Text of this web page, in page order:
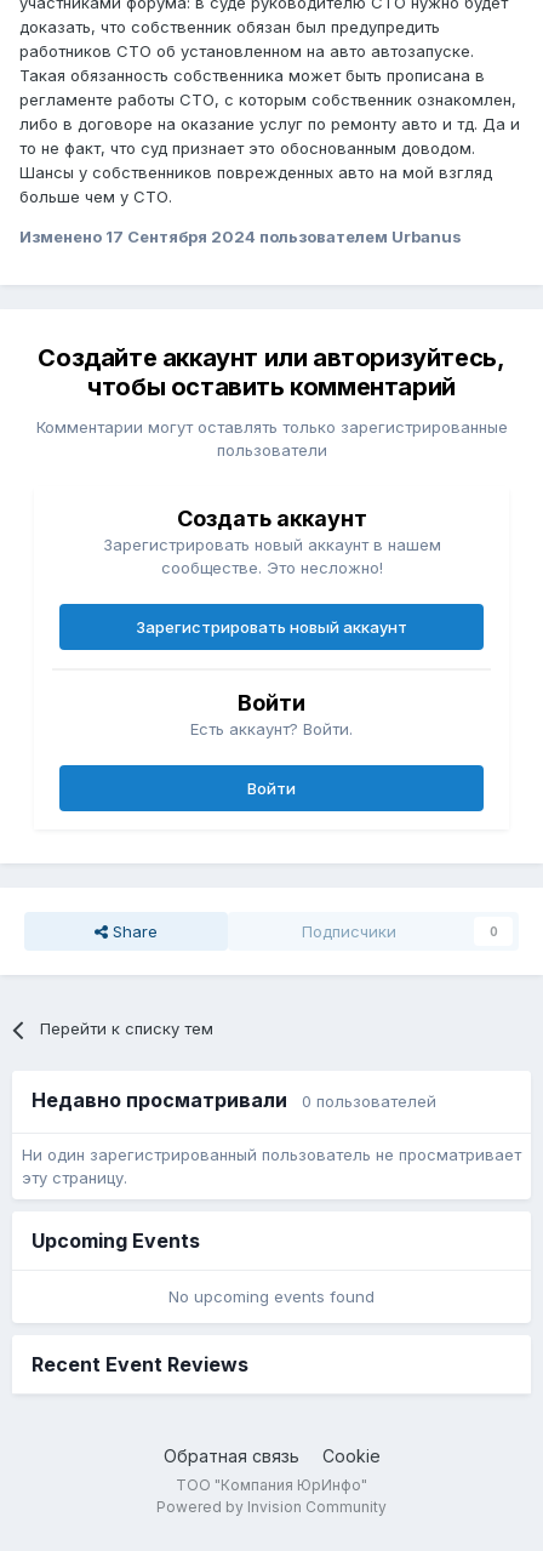
Подскажите пожалуйста, как я могу получить полную
оплату за ремонт и восстановление своего авто?!
доказать, что собственник обязан был предупредить
работников СТО об установленном на авто автозапуске.
Такая обязанность собственника может быть прописана в
регламенте работы СТО, с которым собственник ознакомлен,
либо в договоре на оказание услуг по ремонту авто и тд. Да и
то не факт, что суд признает это обоснованным доводом.
Шансы у собственников поврежденных авто на мой взгляд
больше чем у СТО.
Изменено 17 Сентября 2024 пользователем Urbanus
Создайте аккаунт или авторизуйтесь,
чтобы оставить комментарий
Комментарии могут оставлять только зарегистрированные
пользователи
Создать аккаунт
Зарегистрировать новый аккаунт в нашем
сообществе. Это несложно!
Зарегистрировать новый аккаунт
Войти
Есть аккаунт? Войти.
Войти
Share Подписчики 0
Перейти к списку тем
Недавно просматривали 0 пользователей
Ни один зарегистрированный пользователь не просматривает
эту страницу.
Upcoming Events
No upcoming events found
Recent Event Reviews
Обратная связь Cookie
ТОО "Компания ЮрИнфо"
Powered by Invision Community